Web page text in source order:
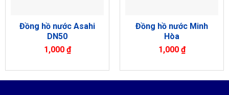
Đồng hồ nước Asahi
DN50
1,000 ₫
Đồng hồ nước Minh
Hòa
1,000 ₫